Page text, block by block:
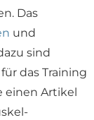
Das
und
sind
das Training
einen Artikel